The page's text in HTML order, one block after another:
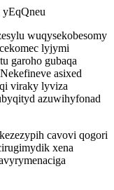
yEqQneu
wuqysekobesomy
lyjymi
garoho gubaqa
asixed
viraky lyviza
azuwihyfonad
cavovi qogori
xena